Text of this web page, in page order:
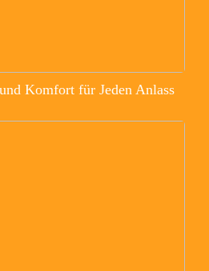
Komfort für Jeden Anlass